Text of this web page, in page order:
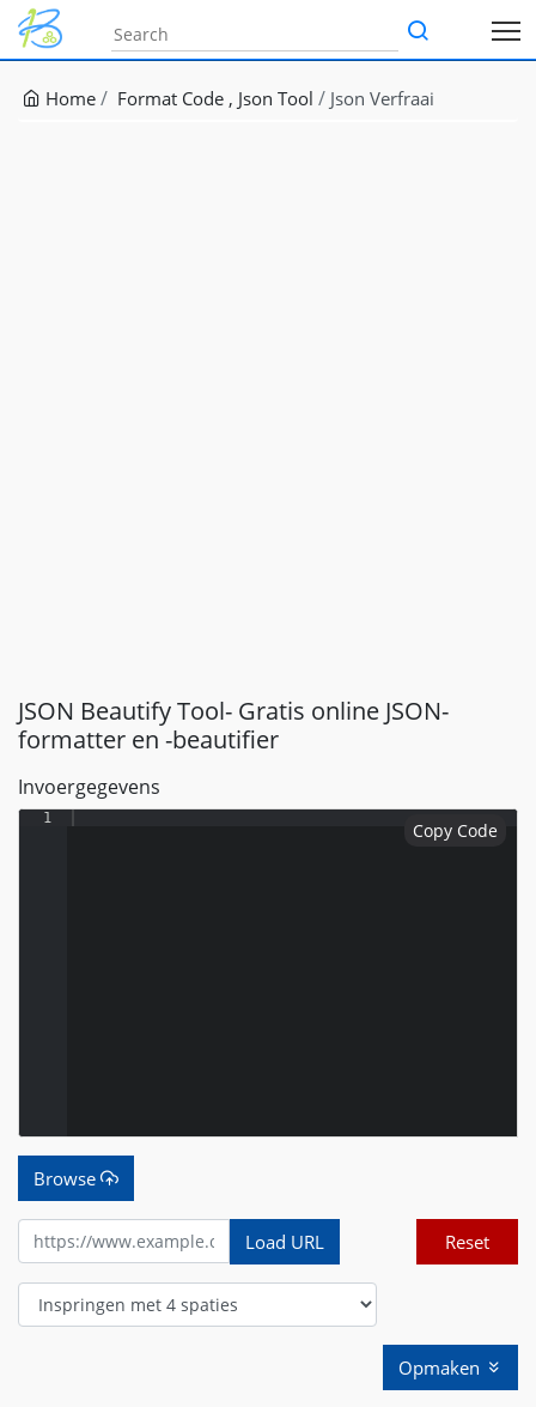
Home Format Code Json Tool Json Verfraai
JSON Beautify Tool- Gratis online JSON-
formatter en -beautifier
Invoergegevens
Copy Code
1
Browse
Load URL Reset
Opmaken